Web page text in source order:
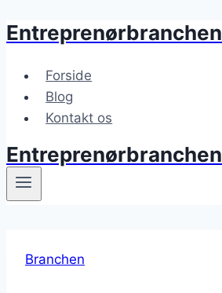
Fortsæt
indhold
Entreprenørbranchen
Forside
Blog
Kontakt os
Entreprenørbranchen
Branchen